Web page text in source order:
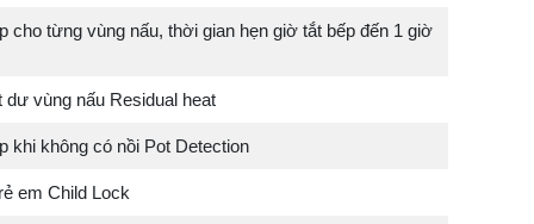
cho từng vùng nấu, thời gian hẹn giờ tắt bếp đến 1 giờ
dư vùng nấu Residual heat
khi không có nồi Pot Detection
em Child Lock